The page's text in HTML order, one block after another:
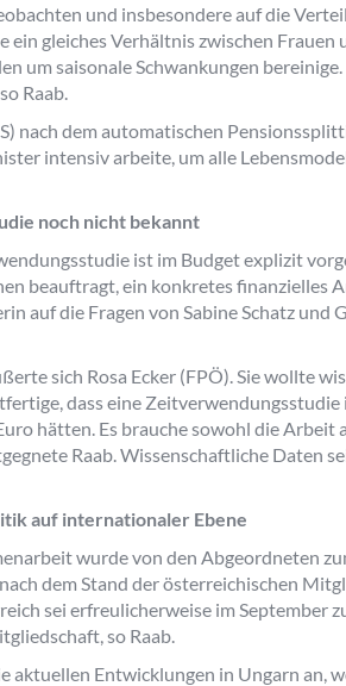
und insbesondere auf die
ein gleiches Verhältnis zwischen
um saisonale Schwankungen
Raab.
nach dem automatischen
intensiv arbeite, um alle
noch nicht bekannt
ist im Budget explizit
beauftragt, ein konkretes finanzielles
auf die Fragen von Sabine Schatz und
sich Rosa Ecker (FPÖ). Sie wollte
dass eine Zeitverwendungsstudie
hätten. Es brauche sowohl die Arbeit
Raab. Wissenschaftliche Daten
auf internationaler Ebene
wurde von den Abgeordneten
dem Stand der österreichischen
sei erfreulicherweise im September
so Raab.
aktuellen Entwicklungen in Ungarn an,